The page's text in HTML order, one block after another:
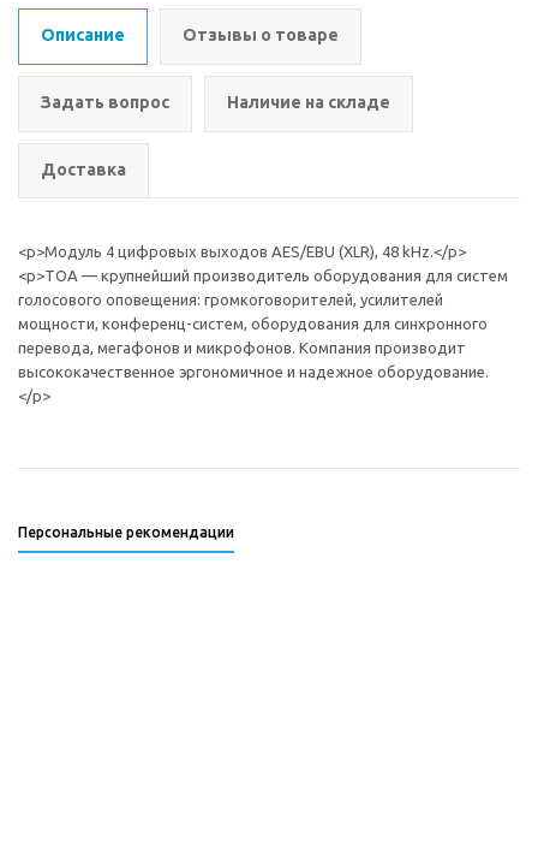
Описание Отзывы о товаре
Задать вопрос Наличие на складе
Доставка
<p>Модуль 4 цифровых выходов AES/EBU (XLR), 48 kHz.</p>
<p>TOA — крупнейший производитель оборудования для систем
голосового оповещения: громкоговорителей, усилителей
мощности, конференц-систем, оборудования для синхронного
перевода, мегафонов и микрофонов. Компания производит
высококачественное эргономичное и надежное оборудование.
</p>
Персональные рекомендации